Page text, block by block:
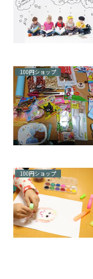
100円ショップ
100円ショップ